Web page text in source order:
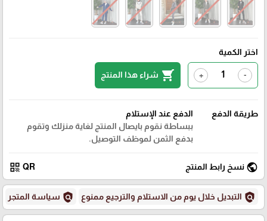
اختر الكمية
-
+
shopping_cart شراء هذا المنتج
طريقة الدفع
الدفع عند الإستلام
ببساطة نقوم بايصال المنتج لغاية منزلك وتقوم
بدفع الثمن لموظف التوصيل.
public نسخ رابط المنتج QR
qr_code
policy التبديل خلال يوم من الاستلام والترجيع ممنوع policy سياسة المتجر